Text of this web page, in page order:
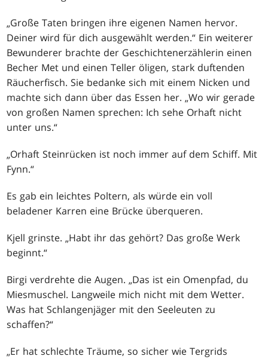
„Große Taten bringen ihre eigenen Namen hervor.
Deiner wird für dich ausgewählt werden.“ Ein weiterer
Bewunderer brachte der Geschichtenerzählerin einen
Becher Met und einen Teller öligen, stark duftenden
Räucherfisch. Sie bedanke sich mit einem Nicken und
machte sich dann über das Essen her. „Wo wir gerade
von großen Namen sprechen: Ich sehe Orhaft nicht
unter uns.“
„Orhaft Steinrücken ist noch immer auf dem Schiff. Mit
Fynn.“
Es gab ein leichtes Poltern, als würde ein voll
beladener Karren eine Brücke überqueren.
Kjell grinste. „Habt ihr das gehört? Das große Werk
beginnt.“
Birgi verdrehte die Augen. „Das ist ein Omenpfad, du
Miesmuschel. Langweile mich nicht mit dem Wetter.
Was hat Schlangenjäger mit den Seeleuten zu
schaffen?“
„Er hat schlechte Träume, so sicher wie Tergrids